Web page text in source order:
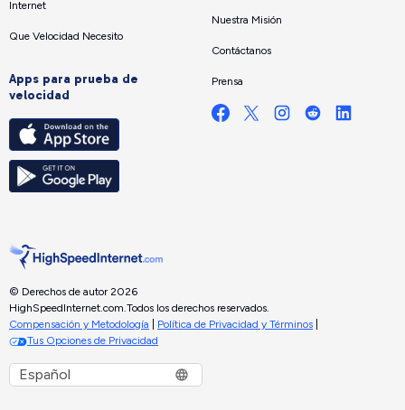
Internet
Que Velocidad Necesito
Apps para prueba de
velocidad
Nuestra Misión
Contáctanos
Prensa
© Derechos de autor 2026
HighSpeedInternet.com. Todos los derechos reservados.
Compensación y Metodología
Política de Privacidad y Términos
Tus Opciones de Privacidad